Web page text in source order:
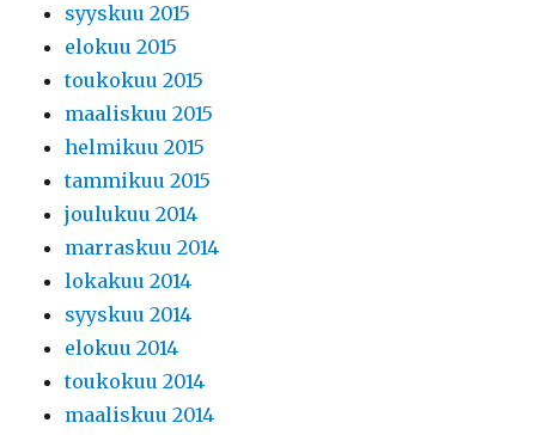
syyskuu 2015
elokuu 2015
toukokuu 2015
maaliskuu 2015
helmikuu 2015
tammikuu 2015
joulukuu 2014
marraskuu 2014
lokakuu 2014
syyskuu 2014
elokuu 2014
toukokuu 2014
maaliskuu 2014